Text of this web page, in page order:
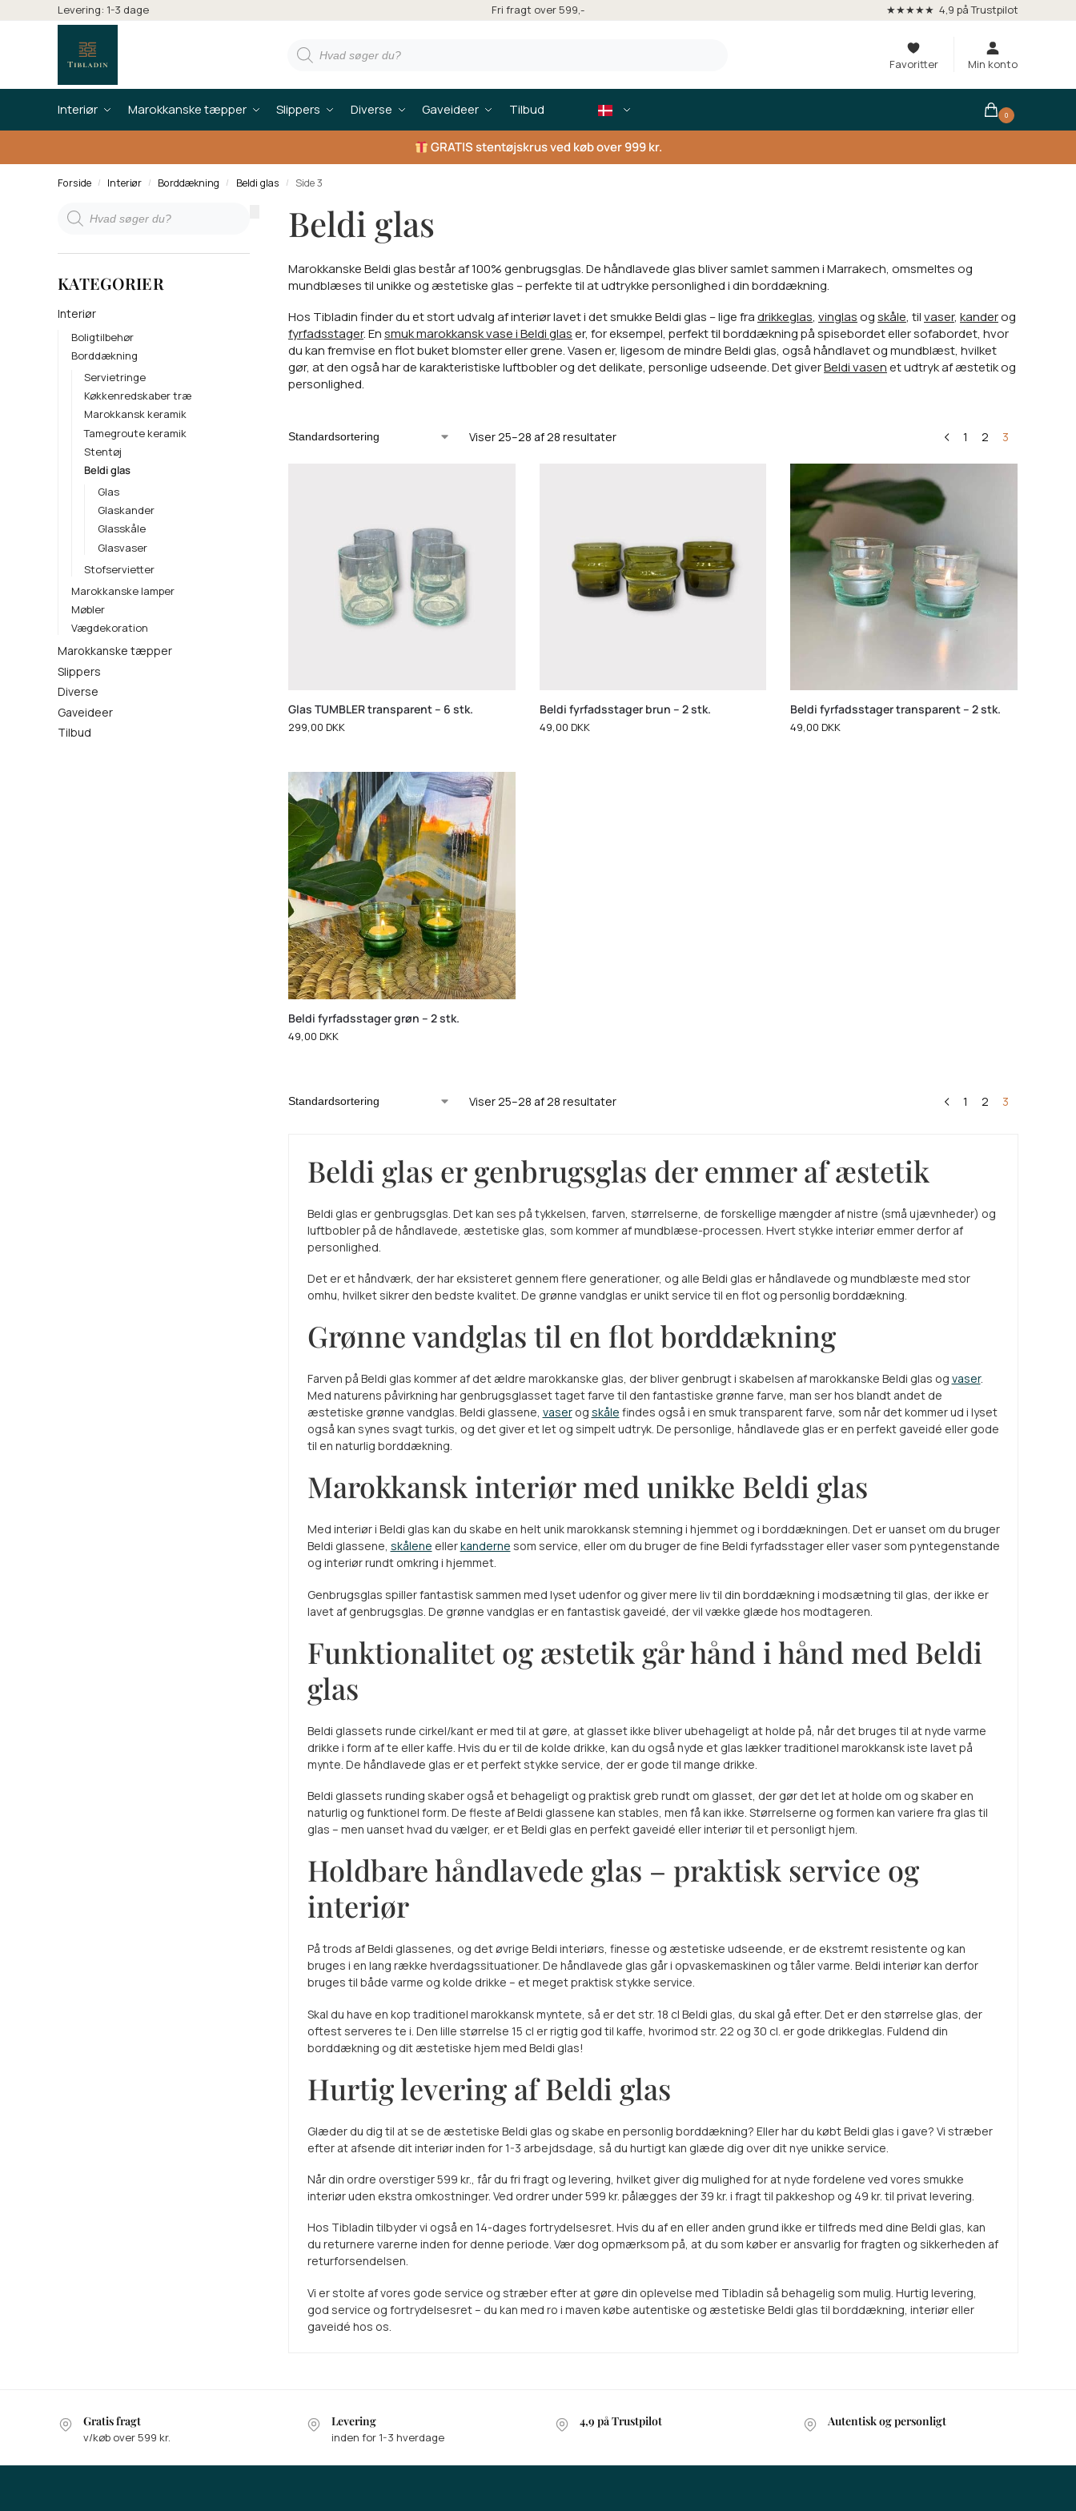
Levering: 1-3 dage Fri fragt over 599,- ★★★★★ 4,9 på Trustpilot
Favoritter Min konto
Interiør Marokkanske tæpper Slippers Diverse Gaveideer Tilbud 0
GRATIS stentøjskrus ved køb over 999 kr.
Forside / Interiør / Borddækning / Beldi glas / Side 3
Beldi glas
Marokkanske Beldi glas består af 100% genbrugsglas. De håndlavede glas bliver samlet sammen i Marrakech, omsmeltes og
mundblæses til unikke og æstetiske glas – perfekte til at udtrykke personlighed i din borddækning.
Hos Tibladin finder du et stort udvalg af interiør lavet i det smukke Beldi glas – lige fradrikkeglas, vinglasogskåle, tilvaser, kanderog
fyrfadsstager. Ensmuk marokkansk vase i Beldi glaser, for eksempel, perfekt til borddækning på spisebordet eller sofabordet, hvor
du kan fremvise en flot buket blomster eller grene. Vasen er, ligesom de mindre Beldi glas, også håndlavet og mundblæst, hvilket
gør, at den også har de karakteristiske luftbobler og det delikate, personlige udseende. Det giverBeldi vasenet udtryk af æstetik og
personlighed.
Viser 25–28 af 28 resultater 1 2 3
Glas TUMBLER transparent – 6 stk.
299,00 DKK
Beldi fyrfadsstager brun – 2 stk.
49,00 DKK
Beldi fyrfadsstager transparent – 2 stk.
49,00 DKK
Beldi fyrfadsstager grøn – 2 stk.
49,00 DKK
Viser 25–28 af 28 resultater 1 2 3
Beldi glas er genbrugsglas der emmer af æstetik
Beldi glas er genbrugsglas. Det kan ses på tykkelsen, farven, størrelserne, de forskellige mængder af nistre (små ujævnheder) og
luftbobler på de håndlavede, æstetiske glas, som kommer af mundblæse-processen. Hvert stykke interiør emmer derfor af
personlighed.
Det er et håndværk, der har eksisteret gennem flere generationer, og alle Beldi glas er håndlavede og mundblæste med stor
omhu, hvilket sikrer den bedste kvalitet. De grønne vandglas er unikt service til en flot og personlig borddækning.
Grønne vandglas til en flot borddækning
Farven på Beldi glas kommer af det ældre marokkanske glas, der bliver genbrugt i skabelsen af marokkanske Beldi glas og vaser.
Med naturens påvirkning har genbrugsglasset taget farve til den fantastiske grønne farve, man ser hos blandt andet de
æstetiske grønne vandglas. Beldi glassene, vaserog skåle findes også i en smuk transparent farve, som når det kommer ud i lyset
også kan synes svagt turkis, og det giver et let og simpelt udtryk. De personlige, håndlavede glas er en perfekt gaveidé eller gode
til en naturlig borddækning.
Marokkansk interiør med unikke Beldi glas
Med interiør i Beldi glas kan du skabe en helt unik marokkansk stemning i hjemmet og i borddækningen. Det er uanset om du bruger
Beldi glassene, skålene ellerkanderne som service, eller om du bruger de fine Beldi fyrfadsstager eller vaser som pyntegenstande
og interiør rundt omkring i hjemmet.
Genbrugsglas spiller fantastisk sammen med lyset udenfor og giver mere liv til din borddækning i modsætning til glas, der ikke er
lavet af genbrugsglas. De grønne vandglas er en fantastisk gaveidé, der vil vække glæde hos modtageren.
Funktionalitet og æstetik går hånd i hånd med Beldi
glas
Beldi glassets runde cirkel/kant er med til at gøre, at glasset ikke bliver ubehageligt at holde på, når det bruges til at nyde varme
drikke i form af te eller kaffe. Hvis du er til de kolde drikke, kan du også nyde et glas lækker traditionel marokkansk iste lavet på
mynte. De håndlavede glas er et perfekt stykke service, der er gode til mange drikke.
Beldi glassets runding skaber også et behageligt og praktisk greb rundt om glasset, der gør det let at holde om og skaber en
naturlig og funktionel form. De fleste af Beldi glassene kan stables, men få kan ikke. Størrelserne og formen kan variere fra glas til
glas – men uanset hvad du vælger, er et Beldi glas en perfekt gaveidé eller interiør til et personligt hjem.
Holdbare håndlavede glas – praktisk service og
interiør
På trods af Beldi glassenes, og det øvrige Beldi interiørs, finesse og æstetiske udseende, er de ekstremt resistente og kan
bruges i en lang række hverdagssituationer. De håndlavede glas går i opvaskemaskinen og tåler varme. Beldi interiør kan derfor
bruges til både varme og kolde drikke – et meget praktisk stykke service.
Skal du have en kop traditionel marokkansk myntete, så er det str. 18 cl Beldi glas, du skal gå efter. Det er den størrelse glas, der
oftest serveres te i. Den lille størrelse 15 cl er rigtig god til kaffe, hvorimod str. 22 og 30 cl. er gode drikkeglas. Fuldend din
borddækning og dit æstetiske hjem med Beldi glas!
Hurtig levering af Beldi glas
Glæder du dig til at se de æstetiske Beldi glas og skabe en personlig borddækning? Eller har du købt Beldi glas i gave? Vi stræber
efter at afsende dit interiør inden for 1-3 arbejdsdage, så du hurtigt kan glæde dig over dit nye unikke service.
Når din ordre overstiger599 kr., får du fri fragt og levering, hvilket giver dig mulighed for at nyde fordelene ved vores smukke
interiør uden ekstra omkostninger. Ved ordrer under599 kr. pålægges der 39 kr. i fragt til pakkeshop og 49 kr. til privat levering.
Hos Tibladin tilbyder vi også en 14-dages fortrydelsesret. Hvis du af en eller anden grund ikke er tilfreds med dine Beldi glas, kan
du returnere varerne inden for denne periode. Vær dog opmærksom på, at du som køber er ansvarlig for fragten og sikkerheden af
returforsendelsen.
Vi er stolte af vores gode service og stræber efter at gøre din oplevelse med Tibladin så behagelig som mulig. Hurtig levering,
god service og fortrydelsesret – du kan med ro i maven købe autentiske og æstetiske Beldi glas til borddækning, interiør eller
gaveidé hos os.
KATEGORIER
Interiør
Boligtilbehør
Borddækning
Servietringe
Køkkenredskaber træ
Marokkansk keramik
Tamegroute keramik
Stentøj
Beldi glas
Glas
Glaskander
Glasskåle
Glasvaser
Stofservietter
Marokkanske lamper
Møbler
Vægdekoration
Marokkanske tæpper
Slippers
Diverse
Gaveideer
Tilbud
Gratis fragt
v/køb over 599 kr.
Levering
inden for 1-3 hverdage
4,9 på Trustpilot Autentisk og personligt
Vind et gavekort på 500 kr.